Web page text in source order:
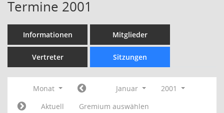
Termine 2001
Informationen Mitglieder
Vertreter Sitzungen
Monat Januar
2001
Aktuell
Gremium auswählen